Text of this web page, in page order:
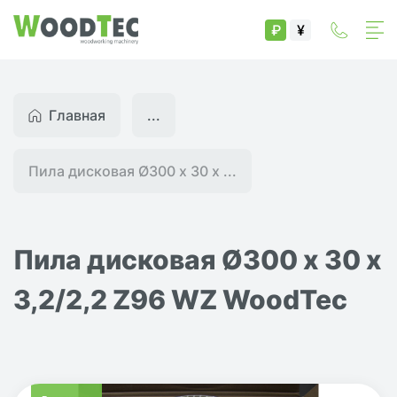
₽ ¥
Главная
Пила дисковая Ø300 х 30 х ...
...
Пила дисковая Ø300 х 30 х
3,2/2,2 Z96 WZ WoodTec